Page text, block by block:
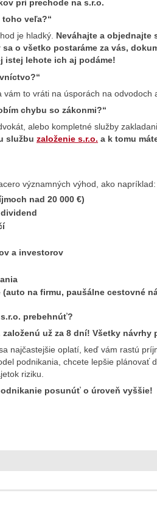
pri prechode na s.r.o.
toho veľa?“
je hladký. Neváhajte a objednajte
sa o všetko postaráme za vás,
istej lehote ich aj podáme!
to vráti na úsporách na odvodoch
chybu so zákonmi?“
alebo kompletné služby
službu založenie s.r.o. a k tomu
významných výhod, ako napríklad:
nad 20 000 €)
a investorov
(auto na firmu, paušálne cestovné
prebehnúť?
založenú už za 8 dní! Všetky návrhy
najčastejšie oplatí, keď vám rastú
podnikania, chcete lepšie plánovať
riziku.
posunúť o úroveň vyššie!